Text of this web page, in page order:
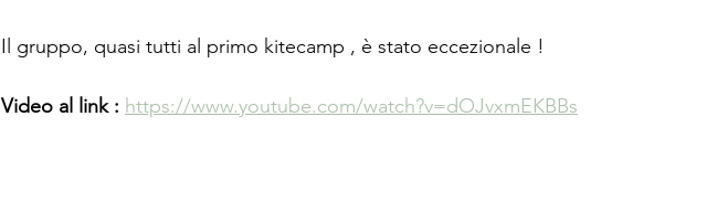
Il gruppo, quasi tutti al primo kitecamp , è stato eccezionale !
Video al link : https://www.youtube.com/watch?v=dOJvxmEKBBs